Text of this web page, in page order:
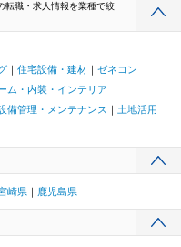
転職・求人情報を業種で絞
住宅設備・建材
ゼネコン
ム・内装・インテリア
備管理・メンテナンス
土地活用
崎県 鹿児島県